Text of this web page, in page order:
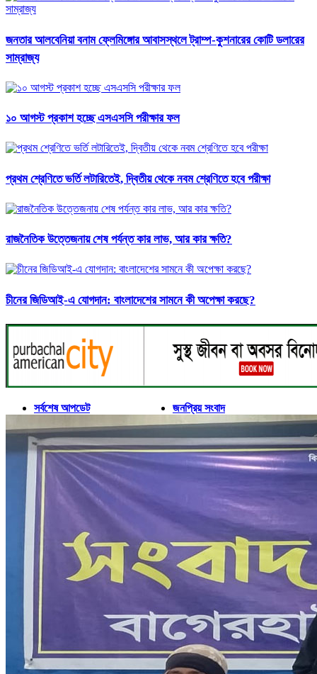
জনতার আলবেনিয়া বনাম ফ্লেমিঙ্গোর আবাসস্থলে ট্রাম্প-কুশনারের কোটি ডলারের
সাম্রাজ্য
১০ আগস্ট প্রকাশ হচ্ছে এসএসসি পরীক্ষার ফল
প্রথম শ্রেণিতে ভর্তি লটারিতেই, দ্বিতীয় থেকে নবম শ্রেণিতে হবে পরীক্ষা
রাজনৈতিক উত্তেজনায় শেষ পর্যন্ত কার লাভ, আর কার ক্ষতি?
চীনের জিডিআই-এ যোগদান: বাংলাদেশের সামনে কী অপেক্ষা করছে?
সর্বশেষ আপডেট জনপ্রিয় সংবাদ